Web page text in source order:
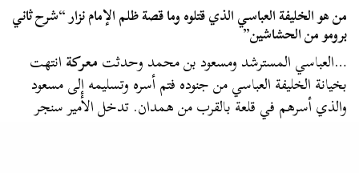
من هو الخليفة العباسي الذي قتلوه وما قصة ظلم الإمام نزار “شرح ثاني
برومو من الحشاشين”
…العباسي المسترشد ومسعود بن محمد وحدثتمعركةانتهت
بخيانة الخليفة العباسي من جنوده فتم أسره وتسليمه إلى مسعود
والذي أسرهم في قلعة بالقرب من همدان. تدخل الأمير سنجر